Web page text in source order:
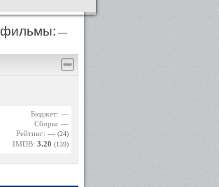
—
Бюджет: —
Сборы: —
Рейтинг: — (24)
IMDB: 3.20 (139)